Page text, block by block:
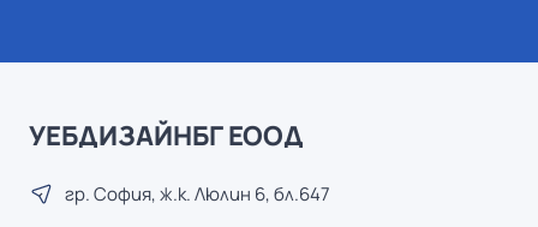
УЕБДИЗАЙНБГ ЕООД
гр. София, ж.к. Люлин 6, бл.647